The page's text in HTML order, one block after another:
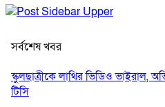
সর্বশেষ খবর
স্কুলছাত্রীকে লাথির ভিডিও ভাইরাল,
টিসি